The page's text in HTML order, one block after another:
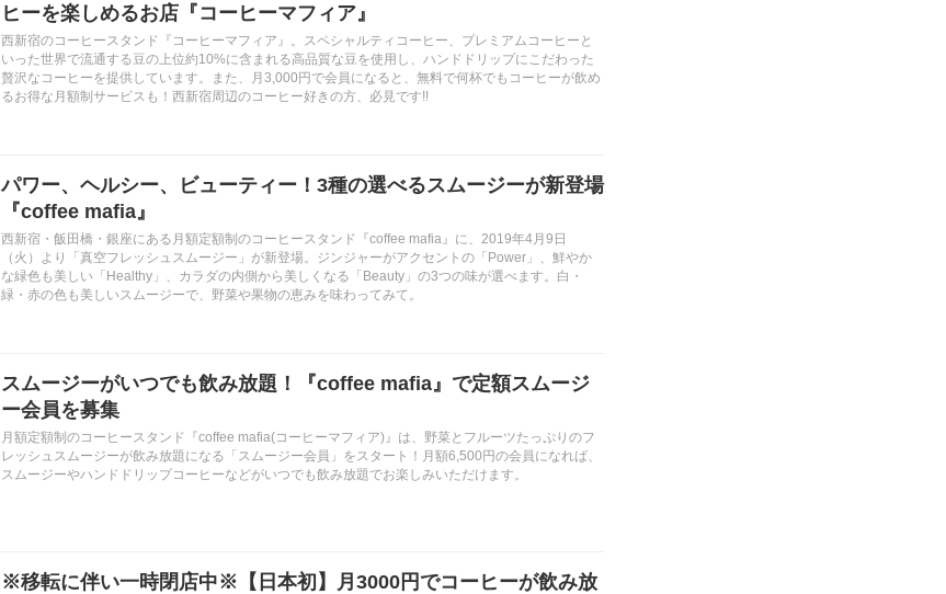
ヒーを楽しめるお店『コーヒーマフィア』
西新宿のコーヒースタンド『コーヒーマフィア』。スペシャルティコーヒー、プレミアムコーヒーと
いった世界で流通する豆の上位約10%に含まれる高品質な豆を使用し、ハンドドリップにこだわった
贅沢なコーヒーを提供しています。また、月3,000円で会員になると、無料で何杯でもコーヒーが飲め
るお得な月額制サービスも！西新宿周辺のコーヒー好きの方、必見です!!
パワー、ヘルシー、ビューティー！3種の選べるスムージーが新登場
『coffee mafia』
西新宿・飯田橋・銀座にある月額定額制のコーヒースタンド『coffee mafia』に、2019年4月9日
（火）より「真空フレッシュスムージー」が新登場。ジンジャーがアクセントの「Power」、鮮やか
な緑色も美しい「Healthy」、カラダの内側から美しくなる「Beauty」の3つの味が選べます。白・
緑・赤の色も美しいスムージーで、野菜や果物の恵みを味わってみて。
スムージーがいつでも飲み放題！『coffee mafia』で定額スムージ
ー会員を募集
月額定額制のコーヒースタンド『coffee mafia(コーヒーマフィア)』は、野菜とフルーツたっぷりのフ
レッシュスムージーが飲み放題になる「スムージー会員」をスタート！月額6,500円の会員になれば、
スムージーやハンドドリップコーヒーなどがいつでも飲み放題でお楽しみいただけます。
※移転に伴い一時閉店中※【日本初】月3000円でコーヒーが飲み放